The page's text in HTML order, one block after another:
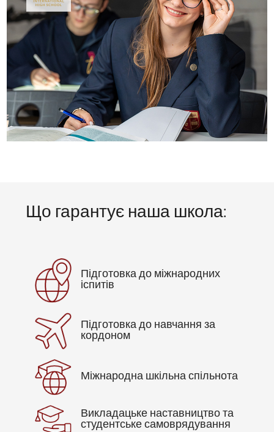
Що гарантує наша школа:
Підготовка до міжнародних
іспитів
Підготовка до навчання за
кордоном
Міжнародна шкільна спільнота
Викладацьке наставництво та
студентське самоврядування